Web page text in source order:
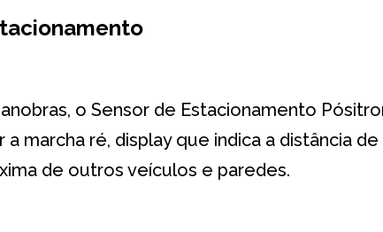
o Sensor de Estacionamento
marcha ré, display que indica a distância
de outros veículos e paredes.